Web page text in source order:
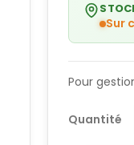
Sur
Pour
Quantité